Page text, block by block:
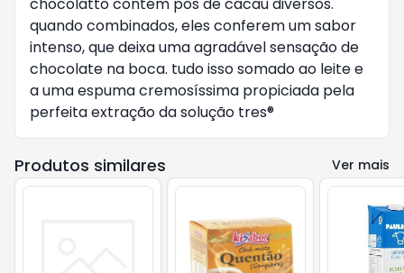
quando combinados, eles conferem um sabor
intenso, que deixa uma agradável sensação de
chocolate na boca. tudo isso somado ao leite e
a uma espuma cremosíssima propiciada pela
perfeita extração da solução tres®
Produtos similares Ver mais